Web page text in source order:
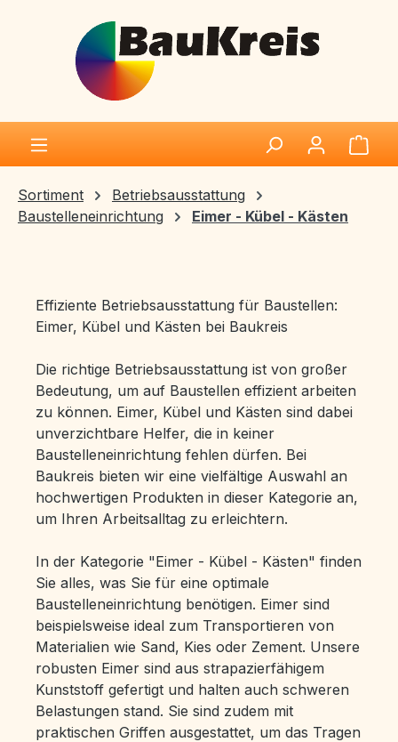
Zum Hauptinhalt springen
Sortiment
Betriebsausstattung
Baustelleneinrichtung
Eimer - Kübel - Kästen
Effiziente Betriebsausstattung für Baustellen:
Eimer, Kübel und Kästen bei Baukreis
Die richtige Betriebsausstattung ist von großer
Bedeutung, um auf Baustellen effizient arbeiten
zu können. Eimer, Kübel und Kästen sind dabei
unverzichtbare Helfer, die in keiner
Baustelleneinrichtung fehlen dürfen. Bei
Baukreis bieten wir eine vielfältige Auswahl an
hochwertigen Produkten in dieser Kategorie an,
um Ihren Arbeitsalltag zu erleichtern.
In der Kategorie "Eimer - Kübel - Kästen" finden
Sie alles, was Sie für eine optimale
Baustelleneinrichtung benötigen. Eimer sind
beispielsweise ideal zum Transportieren von
Materialien wie Sand, Kies oder Zement. Unsere
robusten Eimer sind aus strapazierfähigem
Kunststoff gefertigt und halten auch schweren
Belastungen stand. Sie sind zudem mit
praktischen Griffen ausgestattet, um das Tragen